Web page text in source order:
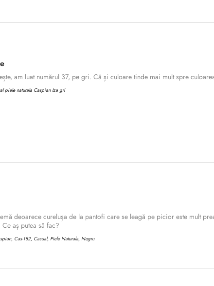
am luat numărul 37, pe gri. Că și culoare tinde mai mult spre
piele naturala Caspian Iza gri
deoarece curelușa de la pantofi care se leagă pe picior este mult
aș putea să fac?
Cas-182, Casual, Piele Naturala, Negru